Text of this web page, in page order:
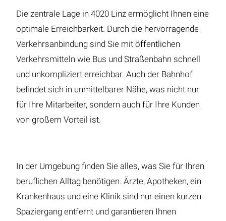
Die zentrale Lage in 4020 Linz ermöglicht Ihnen eine
optimale Erreichbarkeit. Durch die hervorragende
Verkehrsanbindung sind Sie mit öffentlichen
Verkehrsmitteln wie Bus und Straßenbahn schnell
und unkompliziert erreichbar. Auch der Bahnhof
befindet sich in unmittelbarer Nähe, was nicht nur
für Ihre Mitarbeiter, sondern auch für Ihre Kunden
von großem Vorteil ist.
In der Umgebung finden Sie alles, was Sie für Ihren
beruflichen Alltag benötigen. Ärzte, Apotheken, ein
Krankenhaus und eine Klinik sind nur einen kurzen
Spaziergang entfernt und garantieren Ihnen